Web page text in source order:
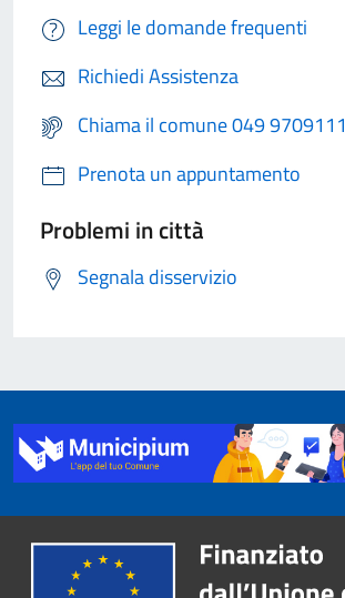
Leggi le domande frequenti
Richiedi Assistenza
Chiama il comune 049 9709111
Prenota un appuntamento
Problemi in città
Segnala disservizio